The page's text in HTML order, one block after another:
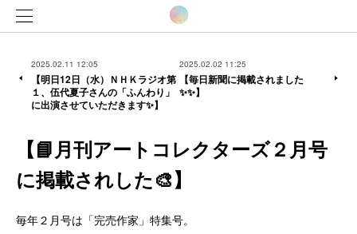
2025.02.11 12:05
【明日12日（水）ＮＨＫラジオ第
１、伍代夏子さんの「ふんわり」
に出演させていただきます✨】
2025.02.02 11:25
【毎日新聞に掲載されました
✨✨】
【📘月刊アートコレクターズ２月号
に掲載されした🎨】
毎年２月号は「完売作家」特集号。